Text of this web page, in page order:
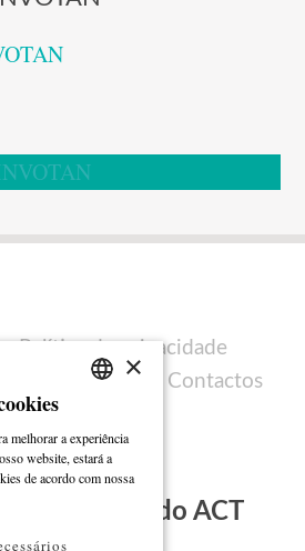
Política de privacidade
Ficha técnica Contactos
Newsletter do ACT
ENGLISH
×
melhorar a experiência
website, estará a
de acordo com nossa